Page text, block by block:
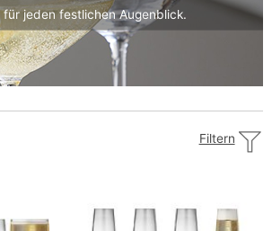
für jeden festlichen Augenblick.
Filtern